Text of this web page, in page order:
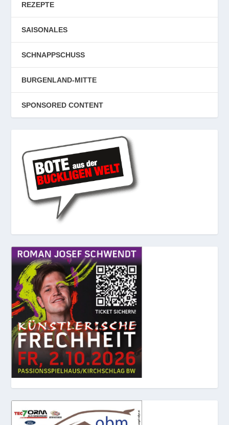
REZEPTE
SAISONALES
SCHNAPPSCHUSS
BURGENLAND-MITTE
SPONSORED CONTENT